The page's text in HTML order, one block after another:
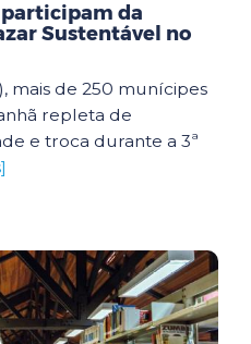
participam da
Sustentável no
mais de 250 munícipes
repleta de
e troca durante a 3ª